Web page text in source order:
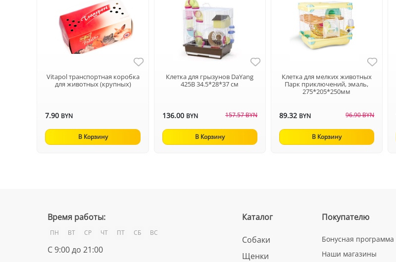
Vitapol транспортная коробка
для животных (крупных)
7.90 BYN
В Корзину
Клетка для грызунов DaYang
425В 34.5*28*37 см
136.00 BYN 157.57 BYN
В Корзину
Клетка для мелких животных
Парк приключений, эмаль,
275*205*250мм
89.32 BYN 96.90 BYN
В Корзину
Время работы:
ПН ВТ СР ЧТ ПТ СБ ВС
С 9:00 до 21:00
Каталог
Собаки
Щенки
Покупателю
Бонусная программа
Наши магазины